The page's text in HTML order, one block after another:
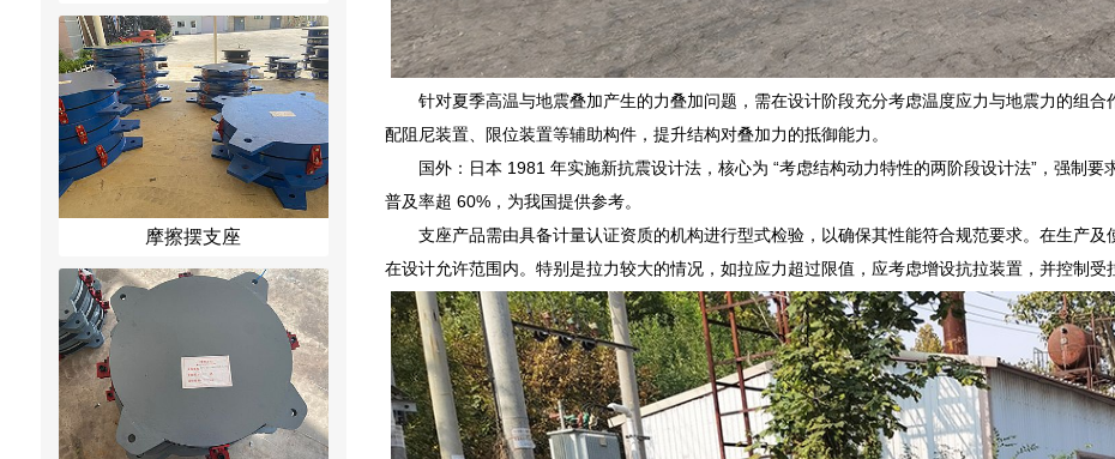
摩擦摆支座
针对夏季高温与地震叠加产生的力叠加问题，需在设计阶段充分考虑温度应力与地震力的组
配阻尼装置、限位装置等辅助构件，提升结构对叠加力的抵御能力。
国外：日本 1981 年实施新抗震设计法，核心为 “考虑结构动力特性的两阶段设计法”，强制
普及率超 60%，为我国提供参考。
支座产品需由具备计量认证资质的机构进行型式检验，以确保其性能符合规范要求。在生产
在设计允许范围内。特别是拉力较大的情况，如拉应力超过限值，应考虑增设抗拉装置，并控制受